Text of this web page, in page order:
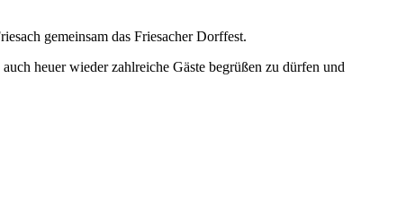
gemeinsam das Friesacher Dorffest.
heuer wieder zahlreiche Gäste begrüßen zu dürfen und